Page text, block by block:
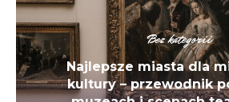
Bez kategorii
Najlepsze miasta dla
kultury – przewodnik